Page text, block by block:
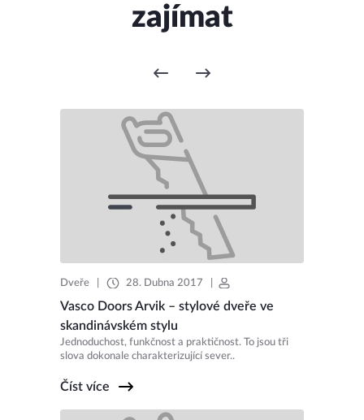
zajímat
Dveře 28. Dubna 2017
Vasco Doors Arvik – stylové dveře ve
skandinávském stylu
Jednoduchost, funkčnost a praktičnost. To jsou tři
slova dokonale charakterizující sever..
Číst více